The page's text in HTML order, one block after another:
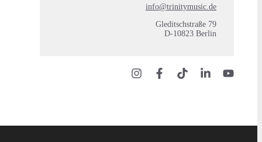
info@trinitymusic.de
Gleditschstraße 79
D-10823 Berlin